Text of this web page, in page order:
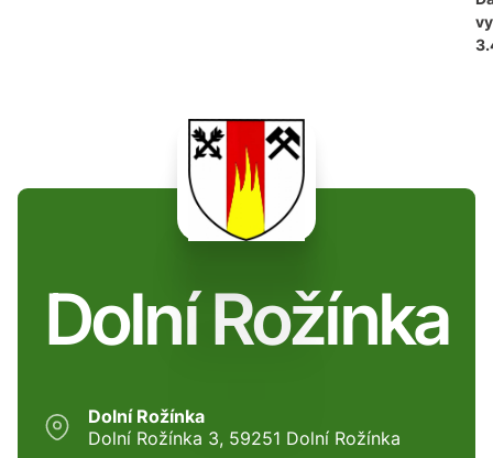
Dolní Rožínka
Dolní Rožínka
Dolní Rožínka 3, 59251 Dolní Rožínka